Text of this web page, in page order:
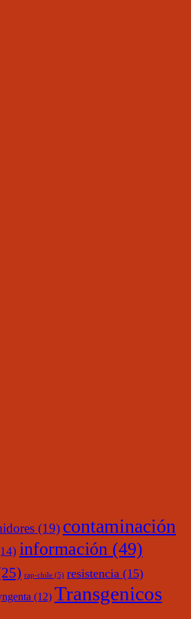
(19) contaminación
información (49)
rap-chile (5) resistencia (15)
(12) Transgenicos